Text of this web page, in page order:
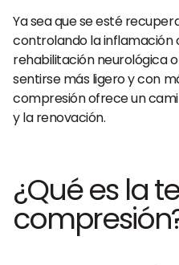
Ya sea que se esté
controlando la inflamación
rehabilitación neurológica
sentirse más ligero y con
compresión ofrece un
y la renovación.
¿Qué es la